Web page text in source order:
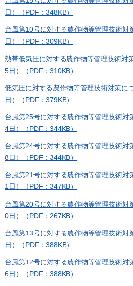
日）（PDF：348KB）
台風第10号に対する農作物等管理技術対
日）（PDF：309KB）
熱帯低気圧に対する農作物等管理技術対
5日）（PDF：310KB）
低気圧に対する農作物等管理技術対策に
日）（PDF：379KB）
台風第25号に対する農作物等管理技術対
4日）（PDF：344KB）
台風第24号に対する農作物等管理技術対
8日）（PDF：344KB）
台風第21号に対する農作物等管理技術対
1日）（PDF：347KB）
台風第20号に対する農作物等管理技術対
0日）（PDF：267KB）
台風第13号に対する農作物等管理技術対
日）（PDF：388KB）
台風第12号に対する農作物等管理技術対
6日）（PDF：388KB）